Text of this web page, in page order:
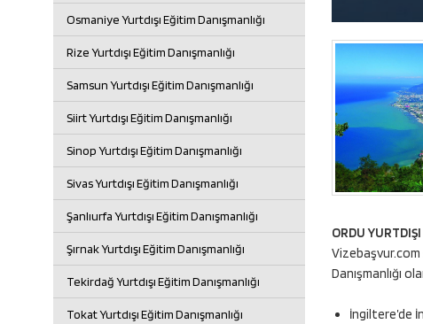
Osmaniye Yurtdışı Eğitim Danışmanlığı
Rize Yurtdışı Eğitim Danışmanlığı
Samsun Yurtdışı Eğitim Danışmanlığı
Siirt Yurtdışı Eğitim Danışmanlığı
Sinop Yurtdışı Eğitim Danışmanlığı
Sivas Yurtdışı Eğitim Danışmanlığı
Şanlıurfa Yurtdışı Eğitim Danışmanlığı
Şırnak Yurtdışı Eğitim Danışmanlığı
Tekirdağ Yurtdışı Eğitim Danışmanlığı
Tokat Yurtdışı Eğitim Danışmanlığı
ORDU
Vizebaşvur.com
Danışmanlığı
İngiltere’de